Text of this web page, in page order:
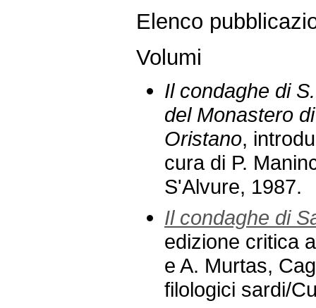
Elenco
Volumi
Il condaghe di
del Monastero
Oristano,
cura di P.
S'Alvure, 1987.
Il condaghe di
edizione critica
e A. Murtas,
filologici sardi/